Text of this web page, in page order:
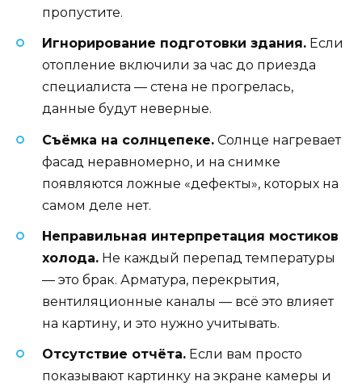
пропустите.
Игнорирование подготовки здания. Если
отопление включили за час до приезда
специалиста — стена не прогрелась,
данные будут неверные.
Съёмка на солнцепеке. Солнце нагревает
фасад неравномерно, и на снимке
появляются ложные «дефекты», которых на
самом деле нет.
Неправильная интерпретация мостиков
холода. Не каждый перепад температуры
— это брак. Арматура, перекрытия,
вентиляционные каналы — всё это влияет
на картину, и это нужно учитывать.
Отсутствие отчёта. Если вам просто
показывают картинку на экране камеры и